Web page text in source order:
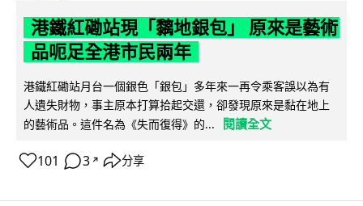
港鐵紅磡站現「黐地銀包」 原來是藝術
品呃足全港市民兩年
港鐵紅磡站月台一個銀色「銀包」多年來一再令乘客誤以為有
人遺失財物，事主原本打算拾起交還，卻發現原來是黏在地上
的藝術品。這件名為《失而復得》的...
閱讀全文
101 3 ↗ 分享